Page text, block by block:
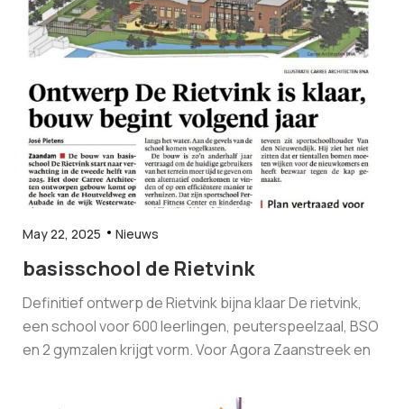
May 22, 2025 Nieuws
basisschool de Rietvink
Definitief ontwerp de Rietvink bijna klaar De rietvink,
een school voor 600 leerlingen, peuterspeelzaal, BSO
en 2 gymzalen krijgt vorm. Voor Agora Zaanstreek en